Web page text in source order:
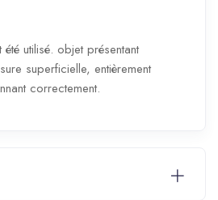
utilisé. objet présentant
superficielle, entièrement
correctement.